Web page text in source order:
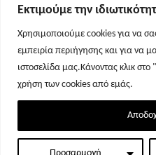
Εκτιμούμε την
Χρησιμοποιούμε cookies για να
εμπειρία περιήγησης και για να
ιστοσελίδα μας.Κάνοντας κλικ
χρήση των cookies από εμάς.
Προσαρμογή
Σελίδα 1 Σελίδα 2